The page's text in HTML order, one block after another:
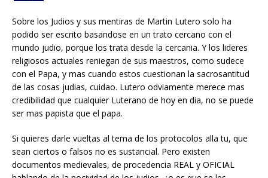
Sobre los Judios y sus mentiras de Martin Lutero solo ha
podido ser escrito basandose en un trato cercano con el
mundo judio, porque los trata desde la cercania. Y los lideres
religiosos actuales reniegan de sus maestros, como sudece
con el Papa, y mas cuando estos cuestionan la sacrosantitud
de las cosas judias, cuidao. Lutero odviamente merece mas
credibilidad que cualquier Luterano de hoy en dia, no se puede
ser mas papista que el papa.
Si quieres darle vueltas al tema de los protocolos alla tu, que
sean ciertos o falsos no es sustancial. Pero existen
documentos medievales, de procedencia REAL y OFICIAL